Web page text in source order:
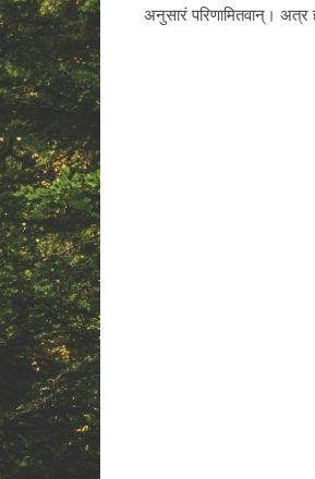
अनुसारं परिणामितवान्। अत्र